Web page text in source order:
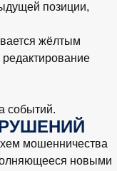
позиции,
жёлтым
событий.
мошенничества
новыми